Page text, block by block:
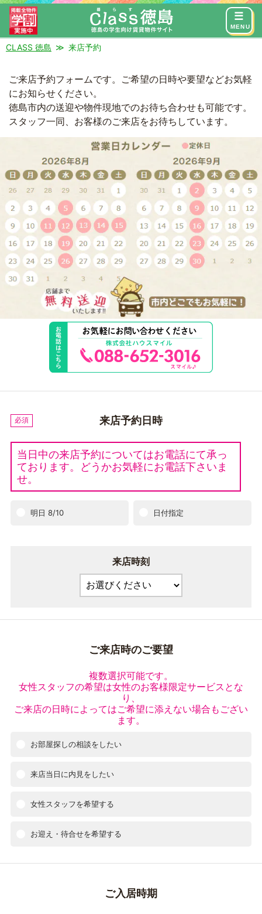
MENU
来店予約 お問い合わせ
CLASS 徳島 来店予約
ご来店予約フォームです。ご希望の日時や要望などお気軽
にお知らせください。
徳島市内の送迎や物件現地でのお待ち合わせも可能です。
スタッフ一同、お客様のご来店をお待ちしています。
必須 来店予約日時
当日中の来店予約についてはお電話にて承っ
ております。どうかお気軽にお電話下さいま
せ。
明日 8/10 日付指定
来店時刻
ご来店時のご要望
複数選択可能です。
女性スタッフの希望は女性のお客様限定サービスとな
り、
ご来店の日時によってはご希望に添えない場合もござい
ます。
お部屋探しの相談をしたい
来店当日に内見をしたい
女性スタッフを希望する
お迎え・待合せを希望する
ご入居時期